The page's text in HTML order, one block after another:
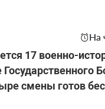
На
17 военно-
смены готов